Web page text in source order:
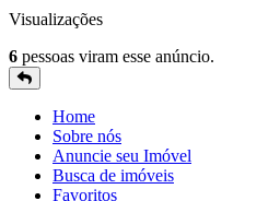
Visualizações
6 pessoas viram esse anúncio.
Home
Sobre nós
Anuncie seu Imóvel
Busca de imóveis
Favoritos